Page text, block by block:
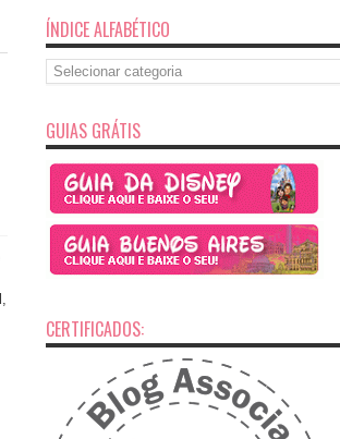
ÍNDICE ALFABÉTICO
Índice
Alfabético
GUIAS GRÁTIS
CERTIFICADOS: